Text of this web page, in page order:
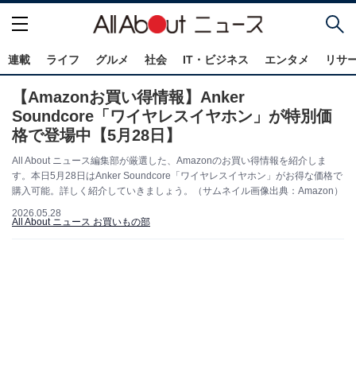
連載 ライフ グルメ 社会 IT・ビジネス エンタメ リサ
【Amazonお買い得情報】Anker
Soundcore「ワイヤレスイヤホン」が特別価
格で登場中【5月28日】
All About ニュース編集部が厳選した、Amazonのお買い得情報を紹介しま
す。本日5月28日はAnker Soundcore「ワイヤレスイヤホン」がお得な価格で
購入可能。詳しく紹介していきましょう。（サムネイル画像出典：Amazon）
2026.05.28
All About ニュース お買いもの部